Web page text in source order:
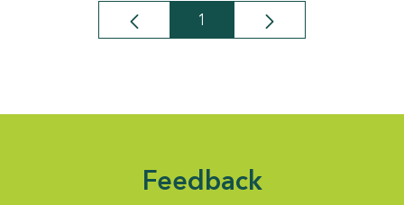
Seite
1
Feedback